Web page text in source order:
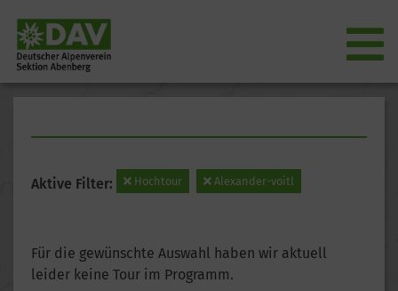
Aktive Filter: Hochtour Alexander-voitl
Für die gewünschte Auswahl haben wir aktuell
leider keine Tour im Programm.